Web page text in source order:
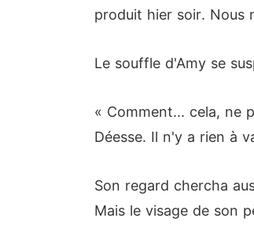
produit hier soir. Nous
Le souffle d'Amy se
« Comment... cela, ne
Déesse. Il n'y a rien à
Son regard chercha
Mais le visage de son